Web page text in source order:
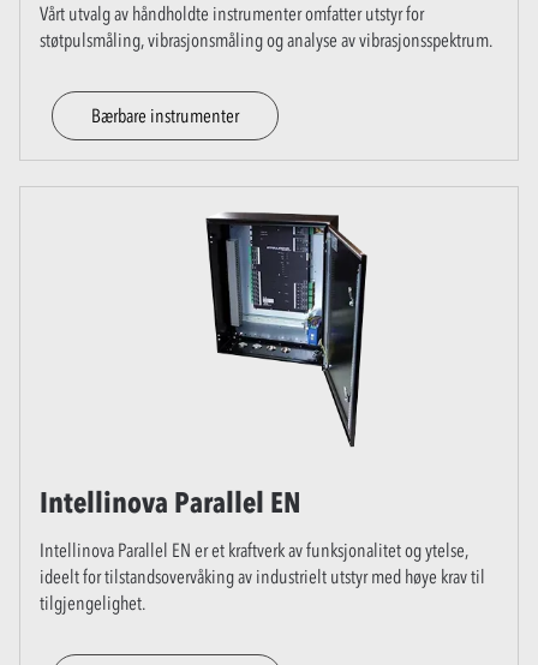
Vårt utvalg av håndholdte instrumenter omfatter utstyr for
støtpulsmåling, vibrasjonsmåling og analyse av vibrasjonsspektrum.
Bærbare instrumenter
Intellinova Parallel EN
Intellinova Parallel EN er et kraftverk av funksjonalitet og ytelse,
ideelt for tilstandsovervåking av industrielt utstyr med høye krav til
tilgjengelighet.